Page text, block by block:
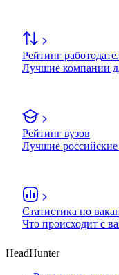
Рейтинг
Лучшие компании
Рейтинг вузов
Лучшие российские
Статистика по
Что происходит с
HeadHunter